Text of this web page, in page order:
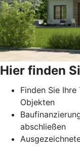
Hier finden
Finden Sie
Objekten
abschließen